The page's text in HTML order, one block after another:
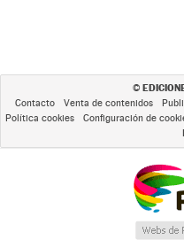
©
Contacto Venta de contenidos
Política cookies
Configuración de